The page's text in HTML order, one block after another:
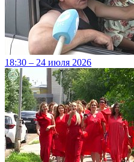
18:30 – 24 июля 2026